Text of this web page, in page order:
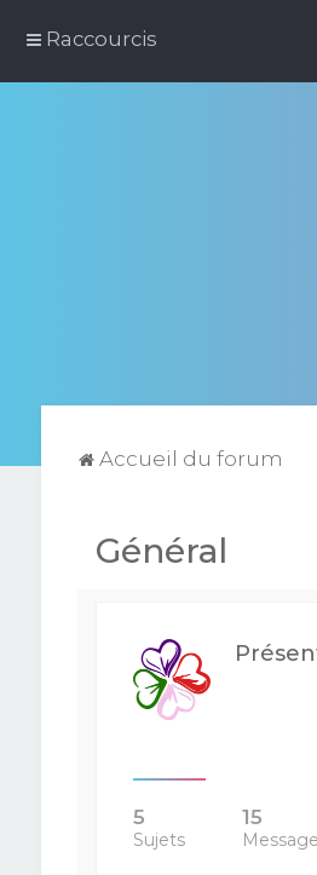
Raccourcis
Accueil du forum
Général
5
Sujets
15